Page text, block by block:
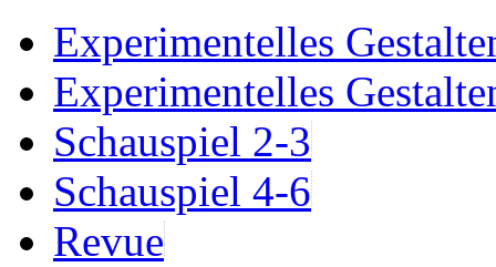
Experimentelles
Experimentelles
Schauspiel 2-3
Schauspiel 4-6
Revue